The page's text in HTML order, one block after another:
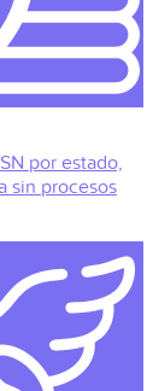
por estado,
sin procesos